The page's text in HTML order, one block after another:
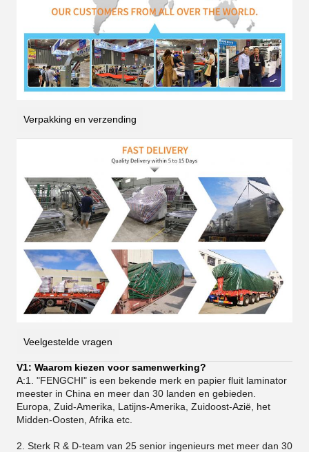
Verpakking en verzending
Veelgestelde vragen
V1: Waarom kiezen voor samenwerking?
A:1. "FENGCHI" is een bekende merk en papier fluit laminator
meester in China en meer dan 30 landen en gebieden.
Europa, Zuid-Amerika, Latijns-Amerika, Zuidoost-Azië, het
Midden-Oosten, Afrika etc.
2. Sterk R & D-team van 25 senior ingenieurs met meer dan 30